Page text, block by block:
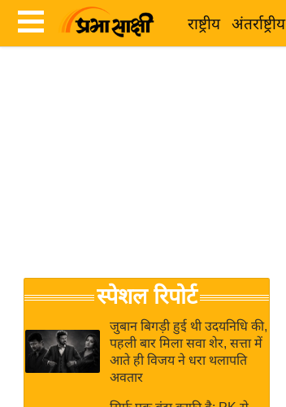
राष्ट्रीय अंतर्राष्ट्रीय
Breaking
News in
Hindi
Hindi
जगत
राय
बजट
स्पेशल रिपोर्ट
जुबान बिगड़ी हुई थी उदयनिधि की,
पहली बार मिला सवा शेर, सत्ता में
आते ही विजय ने धरा थलापति
अवतार